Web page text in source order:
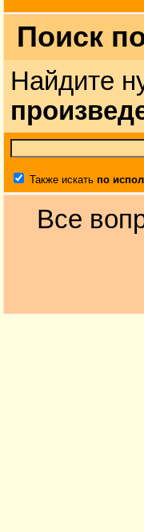
Поиск
Найдите
Также искать по
Все